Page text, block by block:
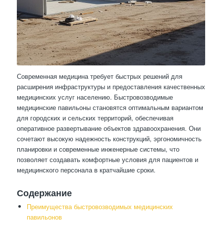
Современная медицина требует быстрых решений для
расширения инфраструктуры и предоставления качественных
медицинских услуг населению. Быстровозводимые
медицинские павильоны становятся оптимальным вариантом
для городских и сельских территорий, обеспечивая
оперативное развертывание объектов здравоохранения. Они
сочетают высокую надежность конструкций, эргономичность
планировки и современные инженерные системы, что
позволяет создавать комфортные условия для пациентов и
медицинского персонала в кратчайшие сроки.
Содержание
Преимущества быстровозводимых медицинских
павильонов